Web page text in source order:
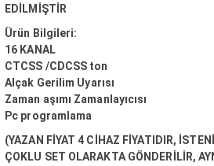
EDİLMİŞTİR
Ürün Bilgileri:
16 KANAL
CTCSS /CDCSS ton
Alçak Gerilim Uyarısı
Zaman aşımı Zamanlayıcısı
Pc programlama
(YAZAN FİYAT 4 CİHAZ FİYATIDIR,
ÇOKLU SET OLARAKTA GÖNDERİLİR,